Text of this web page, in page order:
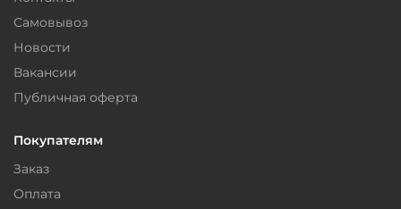
Самовывоз
Новости
Вакансии
Публичная оферта
Покупателям
Заказ
Оплата